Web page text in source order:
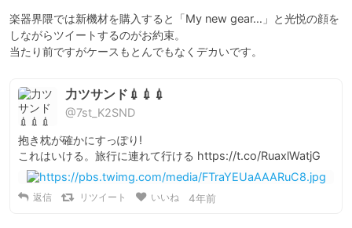
楽器界隈では新機材を購入すると「My new gear…」と光悦の顔を
しながらツイートするのがお約束。
当たり前ですがケースもとんでもなくデカいです。
力ツサンド💉💉💉
@7st_K2SND
抱き枕が確かにすっぽり!
これはいける。旅行に連れて行ける https://t.co/RuaxlWatjG
返信 リツイート いいね 4年前